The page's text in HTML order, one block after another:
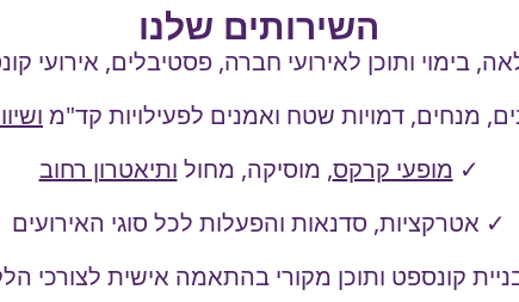
השירותים שלנו
בימוי ותוכן לאירועי חברה, פסטיבלים, אירועי
מנחים, דמויות שטח ואמנים לפעילויות קד"מ
✓ מופעי קרקס, מוסיקה, מחול ותיאטרון רחוב
✓ אטרקציות, סדנאות והפעלות לכל סוגי האירועים
קונספט ותוכן מקורי בהתאמה אישית לצורכי